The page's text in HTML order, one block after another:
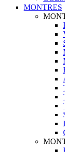
MONTRES